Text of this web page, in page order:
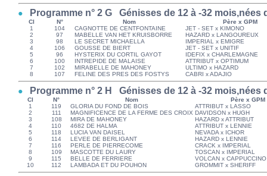
Programme n° 2 G Génisses de 12 à -32 mois,nées
Cl N° Nom
Père x GPM
1
104 CAGNOTTE DE CENTFONTAINE
JET - SET x KIMONO
2
97 MABELLE VAN HET KRUISBORRE
HAZARD x LANGOUREUX
3
98 LE SECRET MICHAELLA
IMPERIAL x EMIGRE
4
106 GOUSSE DE BIERT
JET - SET x UNITIF
5
96 HYSTERIX DU CORTIL GAYOT
IDEFIX x CHARLEMAGNE
6
100 INTREPIDE DE MALAISE
ATTRIBUT x OPTIMUM
7
102 MIRABELLE DE MAHONEY
ULTIMO x HAZARD
8
107 FELINE DES PRES DES FOSTYS CABRI x ADAJIO
Programme n° 2 H Génisses de 12 à -32 mois,nées
Cl N° Nom
Père x GPM
1
119 GLORIA DU FOND DE BOIS
ATTRIBUT x LASSO
2
111 MAGNIFICENCE DE LA FERME DES CROIX DAVIDSON x HUGH
3
108 MIRA DE MAHONEY
HAZARD x ATTRIBUT
4
110 4682 DE HALMA
ATTRIBUT x LENNIE
5
118 LUCIA VAN DAISEL
NEVADA x ICHOR
6
114 LEVEE DE BERLIGANT
HAZARD x LENNIE
7
116 PERLE DE PIERRECOME
CRACK x IMPERIAL
8
109 MASCOTTE DU LAURY
TOSCAN x IMPERIAL
9
115 BELLE DE FERRIERE
VOLCAN x
10
112 LAMBADA ET DU POUHON GROMMIT x SHERIFF